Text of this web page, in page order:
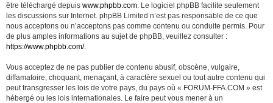
être téléchargé depuis www.phpbb.com . Le logiciel phpBB facilite seulement
les discussions sur Internet. phpBB Limited n’est pas responsable de ce que
nous acceptons ou n’acceptons pas comme contenu ou conduite permis. Pour
de plus amples informations au sujet de phpBB, veuillez consulter :
https://www.phpbb.com/.
Vous acceptez de ne pas publier de contenu abusif, obscène, vulgaire,
diffamatoire, choquant, menaçant, à caractère sexuel ou tout autre contenu qui
peut transgresser les lois de votre pays, du pays où « FORUM-FFA.COM » est
hébergé ou les lois internationales. Le faire peut vous mener à un